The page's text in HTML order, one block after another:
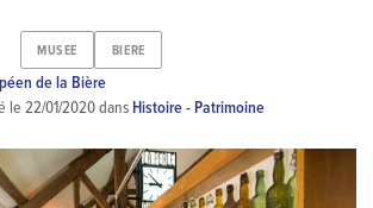
MUSEE BIERE
de la Bière
le22/01/2020dans Histoire - Patrimoine